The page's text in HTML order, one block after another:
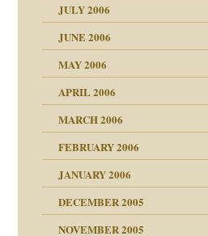
JULY 2006
JUNE 2006
MAY 2006
APRIL 2006
MARCH 2006
FEBRUARY 2006
JANUARY 2006
DECEMBER 2005
NOVEMBER 2005